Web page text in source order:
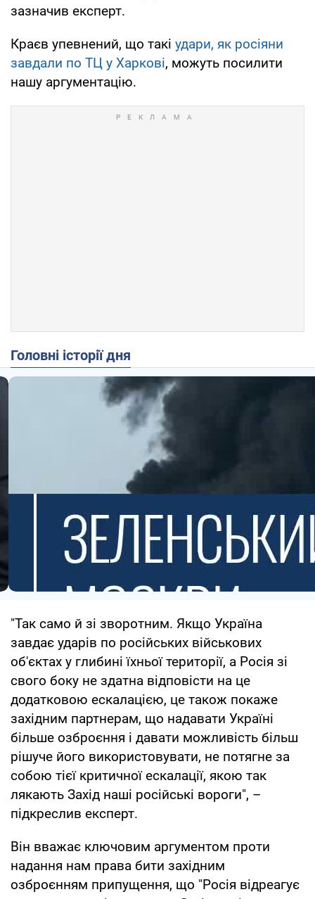
зазначив експерт.
Краєв упевнений, що такі удари, як росіяни
завдали по ТЦ у Харкові, можуть посилити
нашу аргументацію.
Головні історії дня
"Так само й зі зворотним. Якщо Україна
завдає ударів по російських військових
об'єктах у глибині їхньої території, а Росія зі
свого боку не здатна відповісти на це
додатковою ескалацією, це також покаже
західним партнерам, що надавати Україні
більше озброєння і давати можливість більш
рішуче його використовувати, не потягне за
собою тієї критичної ескалації, якою так
лякають Захід наші російські вороги", –
підкреслив експерт.
Він вважає ключовим аргументом проти
надання нам права бити західним
озброєнням припущення, що "Росія відреагує